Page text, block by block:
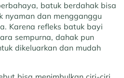
batuk berdahak bisa
nyaman dan mengganggu
Karena refleks batuk bayi
sempurna, dahak pun
dikeluarkan dan mudah